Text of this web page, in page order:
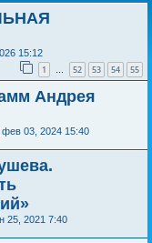
15:12
1 … 52 53 54 55
Андрея
03, 2024 15:40
25, 2021 7:40